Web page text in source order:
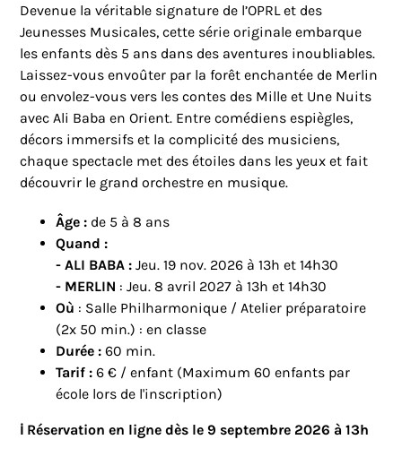
Devenue la véritable signature de l’OPRL et des
Jeunesses Musicales, cette série originale embarque
les enfants dès 5 ans dans des aventures inoubliables.
Laissez-vous envoûter par la forêt enchantée de Merlin
ou envolez-vous vers les contes des Mille et Une Nuits
avec Ali Baba en Orient. Entre comédiens espiègles,
décors immersifs et la complicité des musiciens,
chaque spectacle met des étoiles dans les yeux et fait
découvrir le grand orchestre en musique.
Âge : de 5 à 8 ans
Quand :
- ALI BABA :Jeu. 19 nov. 2026 à 13h et 14h30
- MERLIN : Jeu. 8 avril 2027 à 13h et 14h30
Où : Salle Philharmonique / Atelier préparatoire
(2x 50 min.) : en classe
Durée :60 min.
Tarif :6 € / enfant (Maximum 60 enfants par
école lors de l'inscription)
ℹ️ Réservation en ligne dès le 9 septembre 2026 à 13h